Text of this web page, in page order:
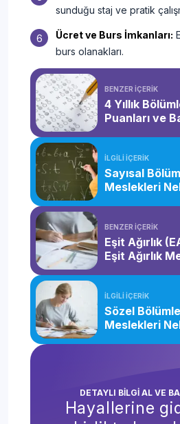
Bağcılık ve Bağ Ürünleri
Teknolojisi (2 Yıllık)
Bahçe Tarımı (2 Yıllık)
Bankacılık ve Sigortacılık (2
Yıllık)
Basım ve Yayım
Yıllık)
Bıçakçılık ve El Aletleri
Teknolojisi (2 Yıllık)
Bilgi Yönetimi (2 Yıllık)
Bilgisayar Operatörlüğü (2
sunduğu staj ve pratik
Ücret ve Burs İmkanları:
burs olanakları.
BENZER İÇERİK
4 Yıllık
Puanları ve
İLGİLİ İÇERİK
Sayısal
Meslekleri
BENZER İÇERİK
Eşit Ağırlık
Eşit Ağırlık
İLGİLİ İÇERİK
Sözel
Meslekleri
DETAYLI BİLGİ AL VE
Hayallerine